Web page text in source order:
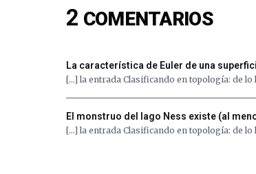
2 COMENTARIOS
La característica de Euler de una
[…] la entrada Clasificando en topología: de
El monstruo del lago Ness existe (al
[…] la entrada Clasificando en topología: de